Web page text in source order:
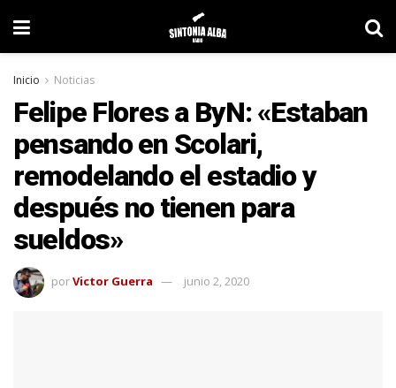
Inicio Noticias
Felipe Flores a ByN: «Estaban
pensando en Scolari,
remodelando el estadio y
después no tienen para
sueldos»
porVictor Guerra junio 2, 2020